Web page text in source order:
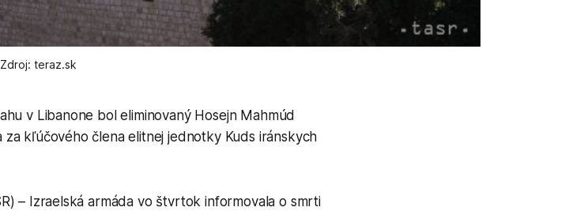
Zdroj: teraz.sk
v Libanone bol eliminovaný Hosejn Mahmúd
kľúčového člena elitnej jednotky Kuds iránskych
– Izraelská armáda vo štvrtok informovala o smrti